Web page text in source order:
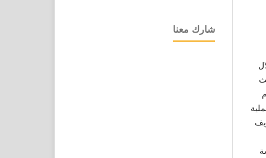
شارك معنا